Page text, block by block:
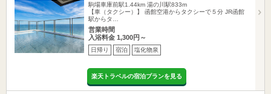
駒場車庫前駅1.44km 湯の川駅833m
【車（タクシー）】 函館空港からタクシーで５分 JR函館
駅からタ…
営業時間
入浴料金 1,300円～
日帰り 宿泊 塩化物泉
楽天トラベルの宿泊プランを見る